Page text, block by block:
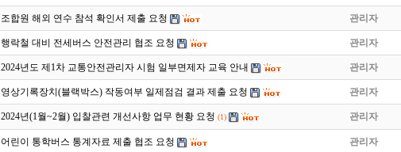
조합원 해외 연수 참석 확인서 제출 요청 관리자
행락철 대비 전세버스 안전관리 협조 요청 관리자
2024년도 제1차 교통안전관리자 시험 일부면제자 교육 안내 관리자
영상기록장치(블랙박스) 작동여부 일제점검 결과 제출 요청 관리자
2024년(1월~2월) 입찰관련 개선사항 업무 현황 요청 (1) 관리자
어린이 통학버스 통계자료 제출 협조 요청 관리자